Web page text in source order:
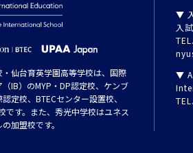
・仙台育英学園高等学校は、国際
（IB）のMYP・DP認定校、ケンブ
定校、BTECセンター設置校、
です。また、秀光中学校はユネス
加盟校です。
▼
入
▼